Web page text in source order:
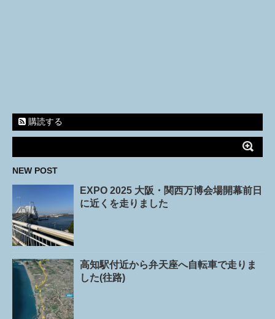
購読する
NEW POST
EXPO 2025 大阪・関西万博会場開幕前日
に近くを走りました
高知駅付近から弁天座へ自転車で走りま
した(往路)